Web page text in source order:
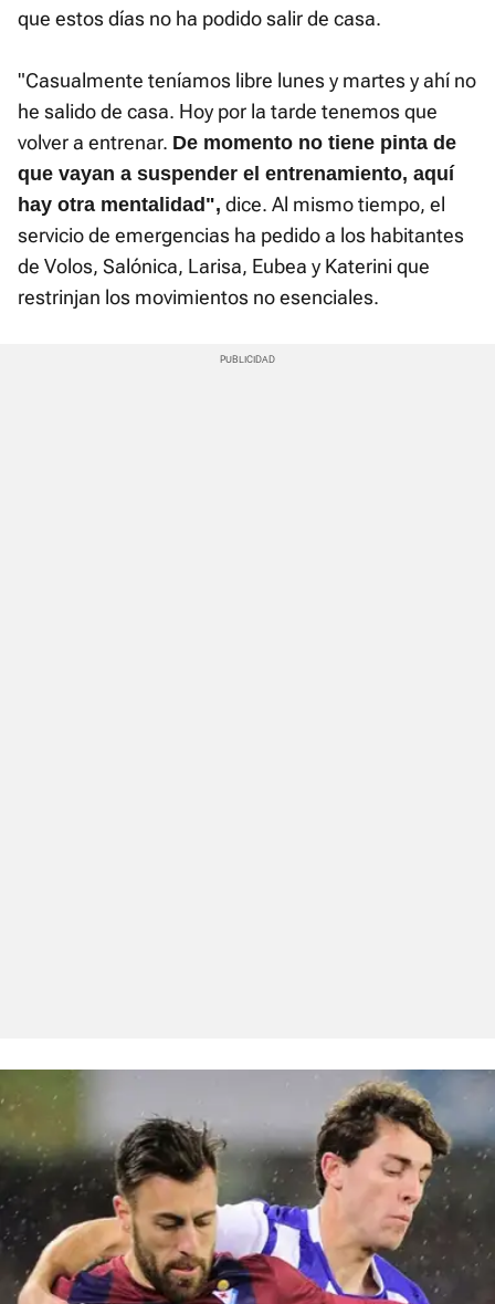
que estos días no ha podido salir de casa.
"Casualmente teníamos libre lunes y martes y ahí no
he salido de casa. Hoy por la tarde tenemos que
volver a entrenar. De momento no tiene pinta de
que vayan a suspender el entrenamiento, aquí
hay otra mentalidad", dice. Al mismo tiempo, el
servicio de emergencias ha pedido a los habitantes
de Volos, Salónica, Larisa, Eubea y Katerini que
restrinjan los movimientos no esenciales.